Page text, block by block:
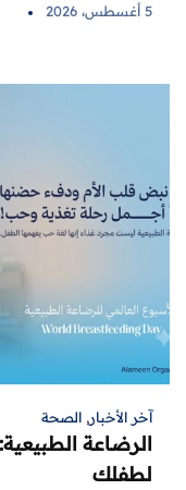
5 أغسطس، 2026
آخر الأخبار, الصحة
الرضاعة
لطفلك